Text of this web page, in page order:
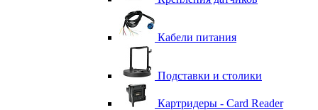
Кабели питания
Подставки и столики
Картридеры - Card Reader